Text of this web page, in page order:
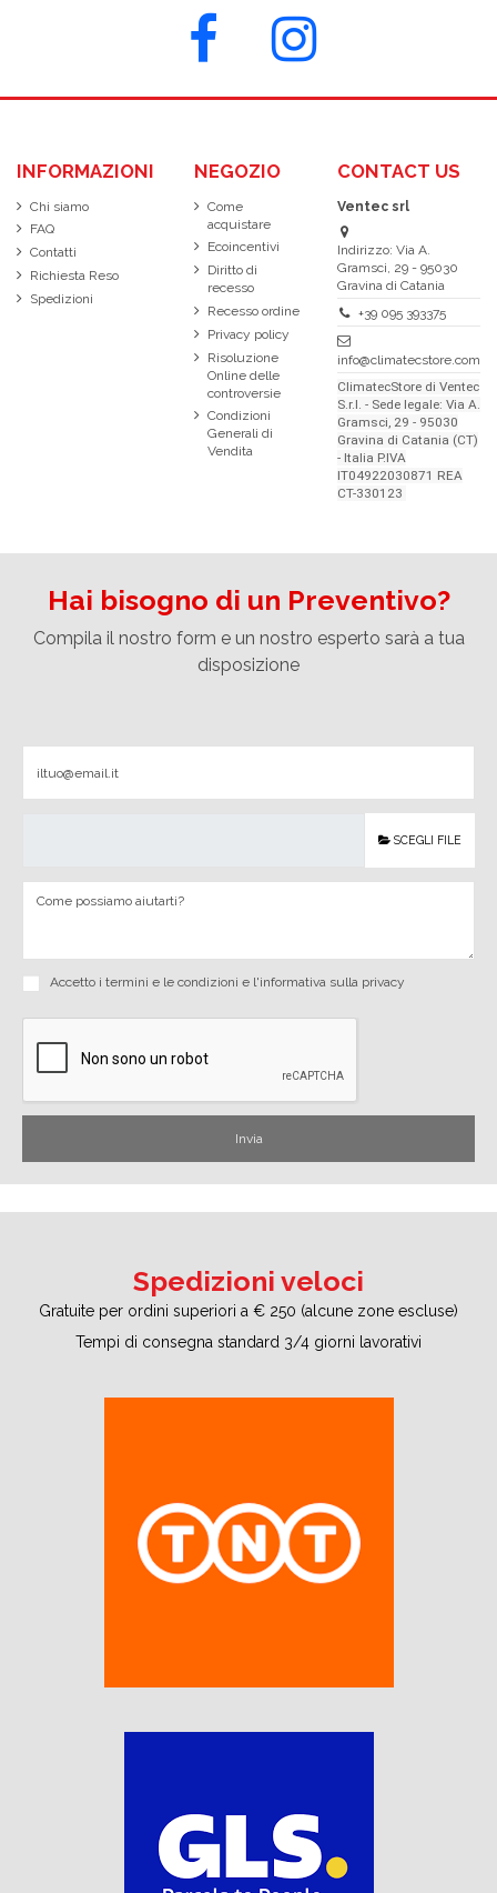
INFORMAZIONI
Chi siamo
FAQ
Contatti
Richiesta Reso
Spedizioni
NEGOZIO
Come
acquistare
Ecoincentivi
Diritto di
recesso
Recesso ordine
Privacy policy
Risoluzione
Online delle
controversie
Condizioni
Generali di
Vendita
CONTACT US
Ventec srl
Indirizzo: Via A.
Gramsci, 29 - 95030
Gravina di Catania
+39 095 393375
info@climatecstore.com
ClimatecStore di Ventec
S.r.l. - Sede legale: Via A.
Gramsci, 29 - 95030
Gravina di Catania (CT)
- Italia P.IVA
IT04922030871 REA
CT-330123
Hai bisogno di un Preventivo?
Compila il nostro form e un nostro esperto sarà a tua
disposizione
SCEGLI FILE
Accetto i termini e le condizioni e l'informativa sulla privacy
Spedizioni veloci
Gratuite per ordini superiori a € 250 (alcune zone escluse)
Tempi di consegna standard 3/4 giorni lavorativi